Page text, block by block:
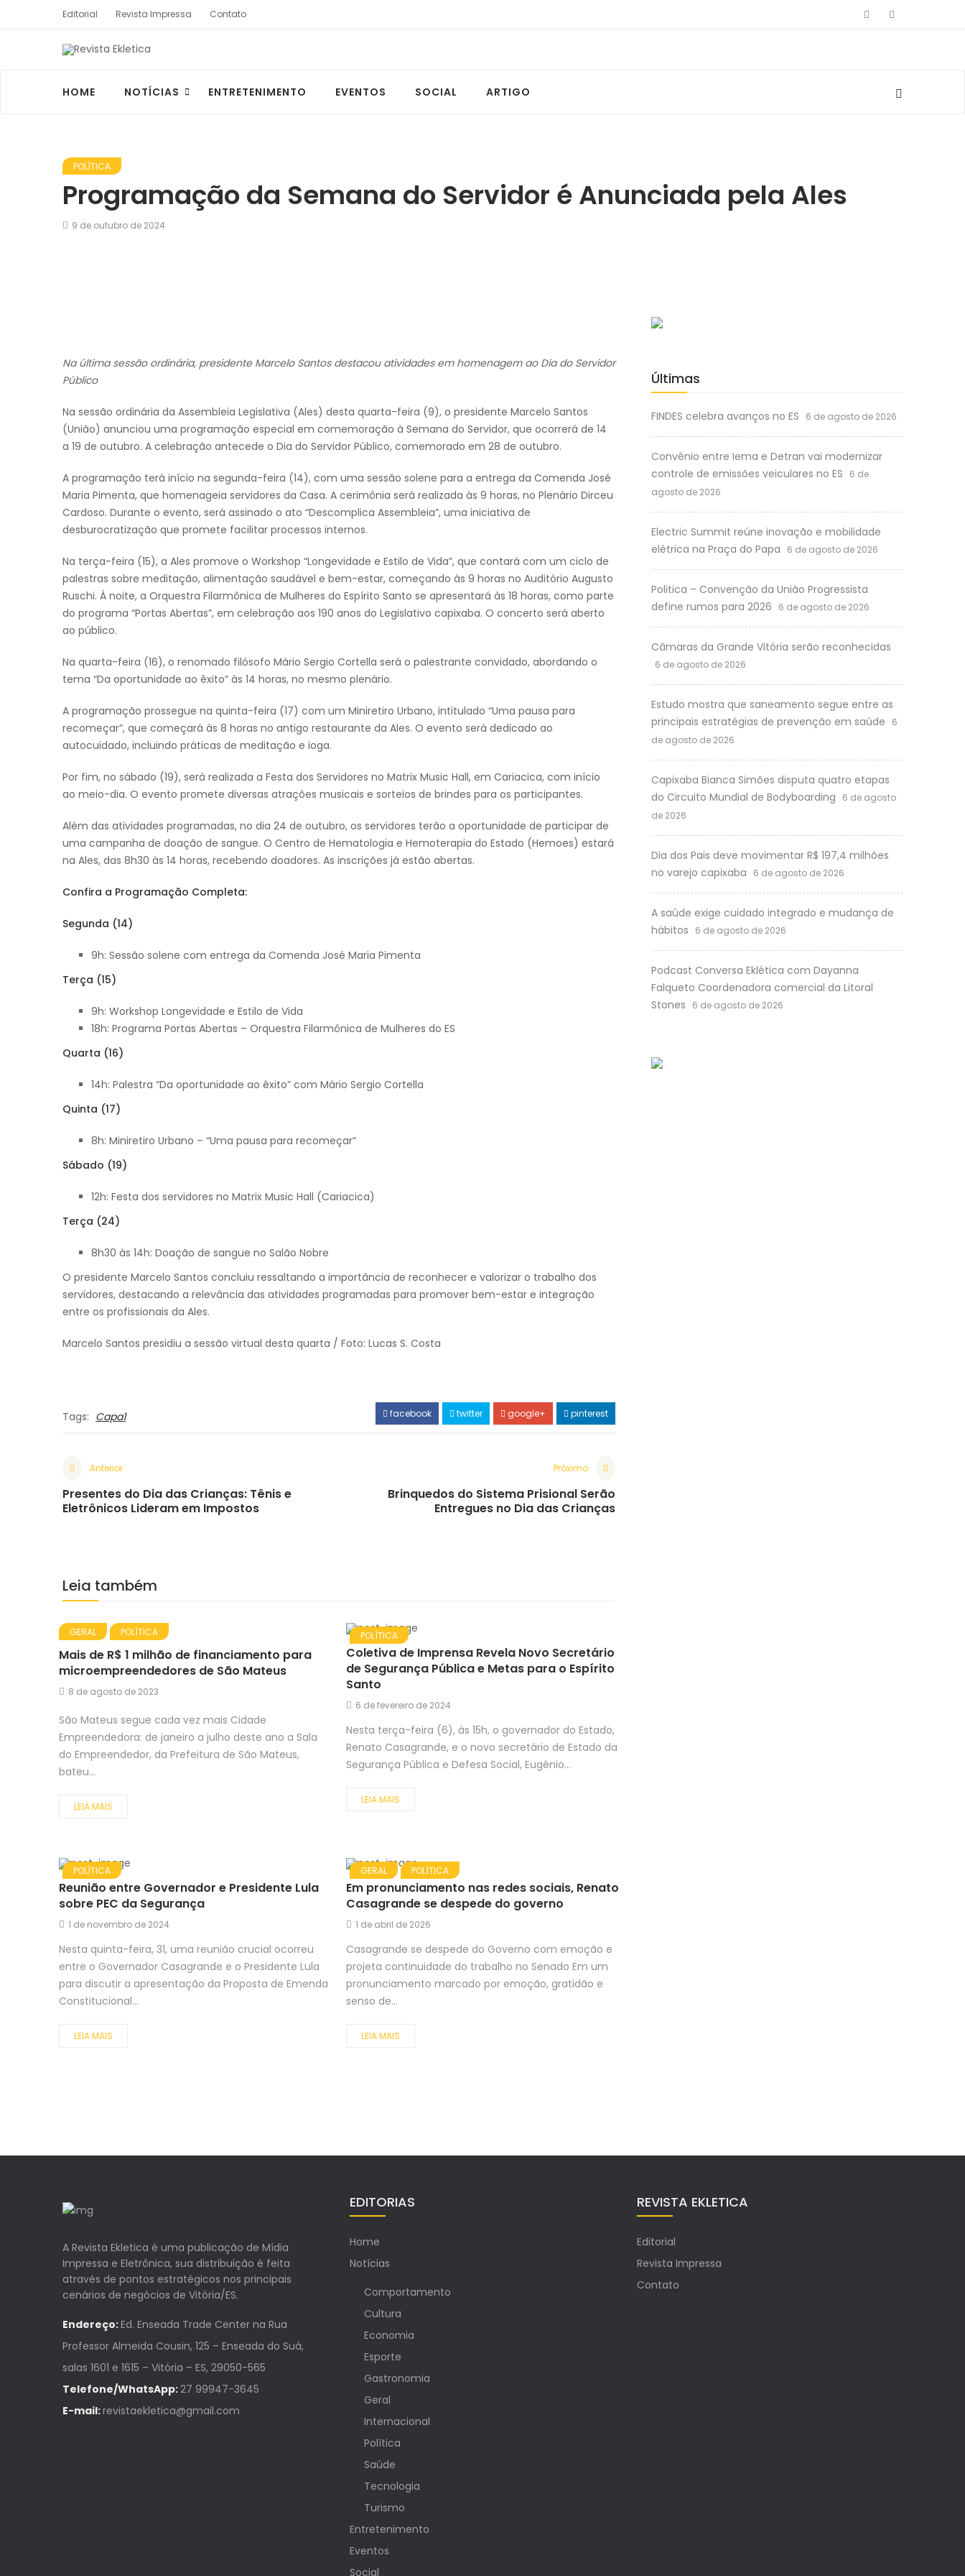
Editorial Revista Impressa Contato
HOME NOTÍCIAS ENTRETENIMENTO EVENTOS SOCIAL ARTIGO
POLÍTICA
Programação da Semana do Servidor é Anunciada pela Ales
9 de outubro de 2024
Na última sessão ordinária, presidente Marcelo Santos destacou atividades em homenagem ao Dia do Servidor
Público
Na sessão ordinária da Assembleia Legislativa (Ales) desta quarta-feira (9), o presidente Marcelo Santos
(União) anunciou uma programação especial em comemoração à Semana do Servidor, que ocorrerá de 14
a 19 de outubro. A celebração antecede o Dia do Servidor Público, comemorado em 28 de outubro.
A programação terá início na segunda-feira (14), com uma sessão solene para a entrega da Comenda José
Maria Pimenta, que homenageia servidores da Casa. A cerimônia será realizada às 9 horas, no Plenário Dirceu
Cardoso. Durante o evento, será assinado o ato “Descomplica Assembleia”, uma iniciativa de
desburocratização que promete facilitar processos internos.
Na terça-feira (15), a Ales promove o Workshop “Longevidade e Estilo de Vida”, que contará com um ciclo de
palestras sobre meditação, alimentação saudável e bem-estar, começando às 9 horas no Auditório Augusto
Ruschi. À noite, a Orquestra Filarmônica de Mulheres do Espírito Santo se apresentará às 18 horas, como parte
do programa “Portas Abertas”, em celebração aos 190 anos do Legislativo capixaba. O concerto será aberto
ao público.
Na quarta-feira (16), o renomado filósofo Mário Sergio Cortella será o palestrante convidado, abordando o
tema “Da oportunidade ao êxito” às 14 horas, no mesmo plenário.
A programação prossegue na quinta-feira (17) com um Miniretiro Urbano, intitulado “Uma pausa para
recomeçar”, que começará às 8 horas no antigo restaurante da Ales. O evento será dedicado ao
autocuidado, incluindo práticas de meditação e ioga.
Por fim, no sábado (19), será realizada a Festa dos Servidores no Matrix Music Hall, em Cariacica, com início
ao meio-dia. O evento promete diversas atrações musicais e sorteios de brindes para os participantes.
Além das atividades programadas, no dia 24 de outubro, os servidores terão a oportunidade de participar de
uma campanha de doação de sangue. O Centro de Hematologia e Hemoterapia do Estado (Hemoes) estará
na Ales, das 8h30 às 14 horas, recebendo doadores. As inscrições já estão abertas.
Confira a Programação Completa:
Segunda (14)
9h: Sessão solene com entrega da Comenda José Maria Pimenta
Terça (15)
9h: Workshop Longevidade e Estilo de Vida
18h: Programa Portas Abertas – Orquestra Filarmônica de Mulheres do ES
Quarta (16)
14h: Palestra “Da oportunidade ao êxito” com Mário Sergio Cortella
Quinta (17)
8h: Miniretiro Urbano – “Uma pausa para recomeçar”
Sábado (19)
12h: Festa dos servidores no Matrix Music Hall (Cariacica)
Terça (24)
8h30 às 14h: Doação de sangue no Salão Nobre
O presidente Marcelo Santos concluiu ressaltando a importância de reconhecer e valorizar o trabalho dos
servidores, destacando a relevância das atividades programadas para promover bem-estar e integração
entre os profissionais da Ales.
Marcelo Santos presidiu a sessão virtual desta quarta / Foto: Lucas S. Costa
Tags: Capa1 facebook twitter google+ pinterest
Anterior
Presentes do Dia das Crianças: Tênis e
Eletrônicos Lideram em Impostos
Próximo
Brinquedos do Sistema Prisional Serão
Entregues no Dia das Crianças
Leia também
GERAL POLÍTICA
Mais de R$ 1 milhão de financiamento para
microempreendedores de São Mateus
8 de agosto de 2023
São Mateus segue cada vez mais Cidade
Empreendedora: de janeiro a julho deste ano a Sala
do Empreendedor, da Prefeitura de São Mateus,
bateu...
LEIA MAIS
POLÍTICA
Coletiva de Imprensa Revela Novo Secretário
de Segurança Pública e Metas para o Espírito
Santo
6 de fevereiro de 2024
Nesta terça-feira (6), às 15h, o governador do Estado,
Renato Casagrande, e o novo secretário de Estado da
Segurança Pública e Defesa Social, Eugênio...
LEIA MAIS
POLÍTICA
Reunião entre Governador e Presidente Lula
sobre PEC da Segurança
1 de novembro de 2024
Nesta quinta-feira, 31, uma reunião crucial ocorreu
entre o Governador Casagrande e o Presidente Lula
para discutir a apresentação da Proposta de Emenda
Constitucional...
LEIA MAIS
GERAL POLÍTICA
Em pronunciamento nas redes sociais, Renato
Casagrande se despede do governo
1 de abril de 2026
Casagrande se despede do Governo com emoção e
projeta continuidade do trabalho no Senado Em um
pronunciamento marcado por emoção, gratidão e
senso de...
LEIA MAIS
Últimas
FINDES celebra avanços no ES 6 de agosto de 2026
Convênio entre Iema e Detran vai modernizar
controle de emissões veiculares no ES
6 de
agosto de 2026
Electric Summit reúne inovação e mobilidade
elétrica na Praça do Papa
6 de agosto de 2026
Politica – Convenção da União Progressista
define rumos para 2026
6 de agosto de 2026
Câmaras da Grande Vitória serão reconhecidas
6 de agosto de 2026
Estudo mostra que saneamento segue entre as
principais estratégias de prevenção em saúde
6
de agosto de 2026
Capixaba Bianca Simões disputa quatro etapas
do Circuito Mundial de Bodyboarding
6 de agosto
de 2026
Dia dos Pais deve movimentar R$ 197,4 milhões
no varejo capixaba
6 de agosto de 2026
A saúde exige cuidado integrado e mudança de
hábitos
6 de agosto de 2026
Podcast Conversa Eklética com Dayanna
Falqueto Coordenadora comercial da Litoral
Stones
6 de agosto de 2026
A Revista Ekletica é uma publicação de Mídia
Impressa e Eletrônica, sua distribuição é feita
através de pontos estratégicos nos principais
cenários de negócios de Vitória/ES.
Endereço:Ed. Enseada Trade Center na Rua
Professor Almeida Cousin, 125 – Enseada do Suá,
salas 1601 e 1615 – Vitória – ES, 29050-565
Telefone/WhatsApp:27 99947-3645
E-mail:revistaekletica@gmail.com
EDITORIAS
Home
Notícias
Comportamento
Cultura
Economia
Esporte
Gastronomia
Geral
Internacional
Política
Saúde
Tecnologia
Turismo
Entretenimento
Eventos
Social
REVISTA EKLETICA
Editorial
Revista Impressa
Contato